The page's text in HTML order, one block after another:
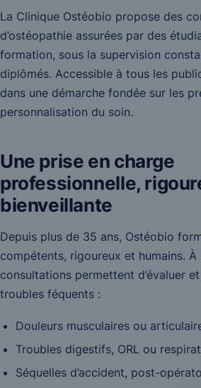
La Clinique Ostéobio propose des
d’ostéopathie assurées par des
formation, sous la supervision
diplômés. Accessible à tous les
dans une démarche fondée sur les
personnalisation du soin.
Une prise en charge
professionnelle,
bienveillante
Depuis plus de 35 ans, Ostéobio
compétents, rigoureux et humains. À
consultations permettent d’évaluer
troubles féquents :
Douleurs musculaires ou
Troubles digestifs, ORL ou
Séquelles d’accident, post-